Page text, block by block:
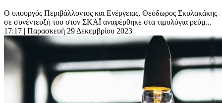
Ο υπουργός Περιβάλλοντος και Ενέργειας, Θεόδωρος Σκυλακάκης
σε συνέντευξή του στον ΣΚΑΪ αναφέρθηκε στα τιμολόγια ρεύμ...
17:17 | Παρασκευή 29 Δεκεμβρίου 2023